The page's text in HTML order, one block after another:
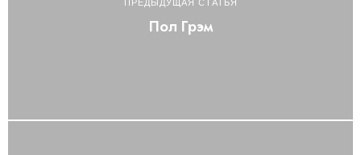
ПРЕДЫДУЩАЯ СТАТЬЯ
Пол Грэм